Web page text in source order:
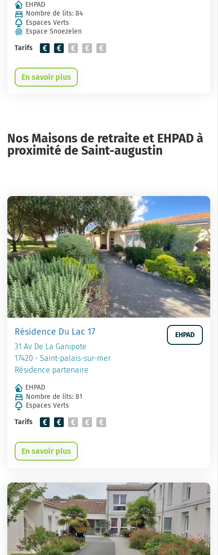
EHPAD
Nombre de lits: 84
Espaces Verts
Espace Snoezelen
Tarifs
En savoir plus
Nos Maisons de retraite et EHPAD à
proximité de Saint-augustin
Résidence Du Lac 17
31 Av De La Ganipote
17420 - Saint-palais-sur-mer
Résidence partenaire
EHPAD
EHPAD
Nombre de lits: 81
Espaces Verts
Tarifs
En savoir plus